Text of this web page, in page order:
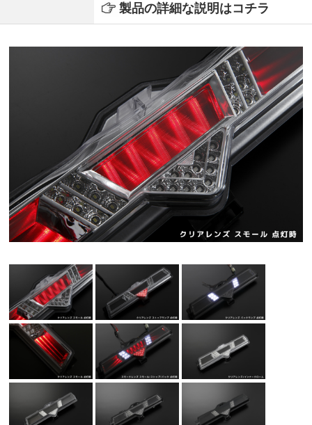
製品の詳細な説明はコチラ